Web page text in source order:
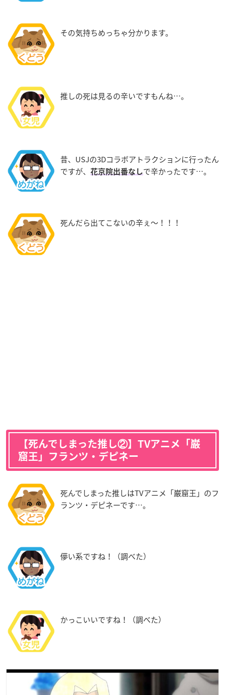
その気持ちめっちゃ分かります。
推しの死は見るの辛いですもんね…。
昔、USJの3Dコラボアトラクションに行ったん
ですが、
花京院出番なしで辛かったです…。
死んだら出てこないの辛ぇ～！！！
【死んでしまった推し②】TVアニメ「巌
窟王」フランツ・デピネー
死んでしまった推しはTVアニメ「巌窟王」のフ
ランツ・デピネーです…。
儚い系ですね！（調べた）
かっこいいですね！（調べた）